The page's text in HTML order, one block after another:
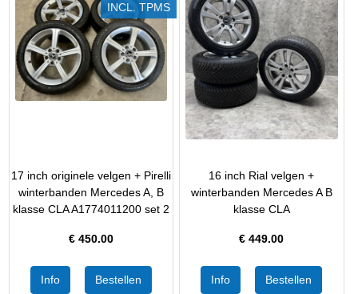
INCL. TPMS
17 inch originele velgen + Pirelli
winterbanden Mercedes A, B
klasse CLA A1774011200 set 2
€ 450.00
16 inch Rial velgen +
winterbanden Mercedes A B
klasse CLA
€449.00